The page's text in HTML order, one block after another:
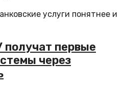
услуги понятнее и
первые
через